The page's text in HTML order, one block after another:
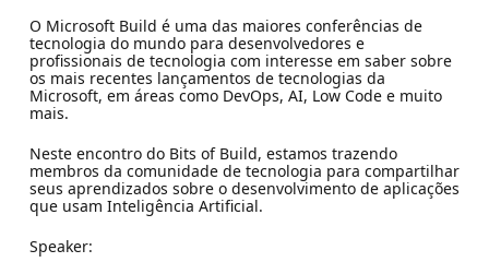
O Microsoft Build é uma das maiores conferências de
tecnologia do mundo para desenvolvedores e
profissionais de tecnologia com interesse em saber sobre
os mais recentes lançamentos de tecnologias da
Microsoft, em áreas como DevOps, AI, Low Code e muito
mais.
Neste encontro do Bits of Build, estamos trazendo
membros da comunidade de tecnologia para compartilhar
seus aprendizados sobre o desenvolvimento de aplicações
que usam Inteligência Artificial.
Speaker: